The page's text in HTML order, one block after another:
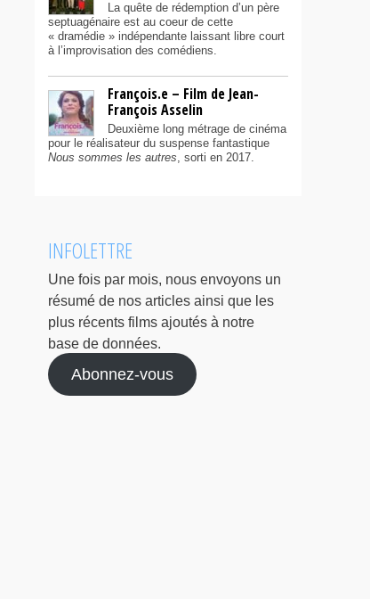
La quête de rédemption d’un père
septuagénaire est au coeur de cette
« dramédie » indépendante laissant libre court
à l’improvisation des comédiens.
François.e – Film de Jean-
François Asselin
Deuxième long métrage de cinéma
pour le réalisateur du suspense fantastique
Nous sommes les autres, sorti en 2017.
INFOLETTRE
Une fois par mois, nous envoyons un
résumé de nos articles ainsi que les
plus récents films ajoutés à notre
base de données.
Abonnez-vous